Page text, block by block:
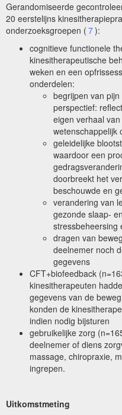
Gerandomiseerde
20 eerstelijns
onderzoeksgroepen ( 7):
cognitieve functionele
kinesitherapeutische
weken en een
onderdelen:
begrijpen van
perspectief:
eigen verhaal
wetenschappelijk
geleidelijke
waardoor een
doorbreekt het
beschouwde en
verandering van
gezonde slaap-
stressbeheersing
dragen van
deelnemer noch
gegevens
CFT+biofeedback
kinesitherapeuten
gegevens van de
konden de
indien nodig bijsturen
gebruikelijke zorg
deelnemer of diens
massage, chiropraxie,
ingrepen.
Uitkomstmeting